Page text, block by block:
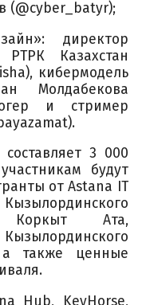
(@cyber_batyr);
директор
Казахстан
кибермодель
Молдабекова
и стример
3 000
будут
от Astana IT
Коркыт Ата,
а также ценные
Hub, KeyHorse,